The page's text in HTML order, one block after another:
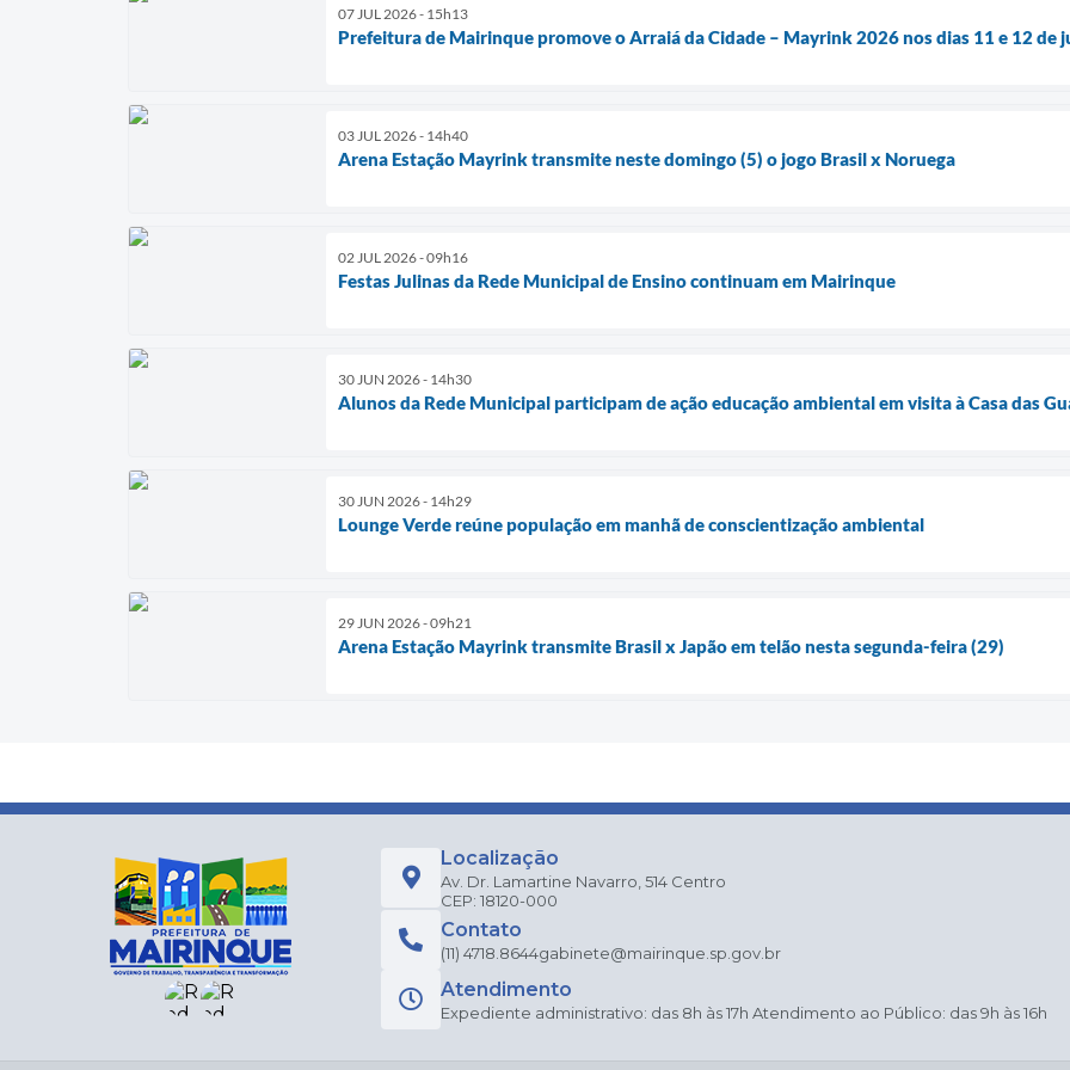
07 JUL 2026 - 15h13
Prefeitura de Mairinque promove o Arraiá da Cidade – Mayrink 2026 nos dias 11 e 12 de
03 JUL 2026 - 14h40
Arena Estação Mayrink transmite neste domingo (5) o jogo Brasil x Noruega
02 JUL 2026 - 09h16
Festas Julinas da Rede Municipal de Ensino continuam em Mairinque
30 JUN 2026 - 14h30
Alunos da Rede Municipal participam de ação educação ambiental em visita à Casa das
30 JUN 2026 - 14h29
Lounge Verde reúne população em manhã de conscientização ambiental
29 JUN 2026 - 09h21
Arena Estação Mayrink transmite Brasil x Japão em telão nesta segunda-feira (29)
Localização
Av. Dr. Lamartine Navarro, 514 Centro
CEP: 18120-000
Contato
(11) 4718.8644gabinete@mairinque.sp.gov.br
Atendimento
Expediente administrativo: das 8h às 17h Atendimento ao Público: das 9h às 16h